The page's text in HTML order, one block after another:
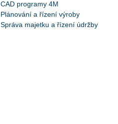
CAD programy 4M
Plánování a řízení výroby
Správa majetku a řízení údržby